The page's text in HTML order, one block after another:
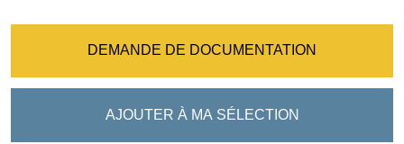
DEMANDE DE DOCUMENTATION
AJOUTER À MA SÉLECTION